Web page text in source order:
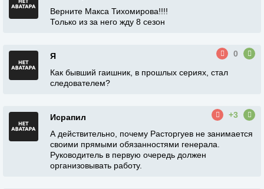
Верните Макса Тихомирова!!!!
Только из за него жду 8 сезон
Я
0
Как бывший гаишник, в прошлых сериях, стал
следователем?
Исрапил
+3
А действительно, почему Расторгуев не занимается
своими прямыми обязанностями генерала.
Руководитель в первую очередь должен
организовывать работу.